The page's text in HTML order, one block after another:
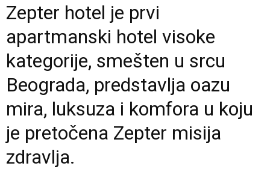
Zepter hotel je prvi
apartmanski hotel visoke
kategorije, smešten u srcu
Beograda, predstavlja oazu
mira, luksuza i komfora u koju
je pretočena Zepter misija
zdravlja.